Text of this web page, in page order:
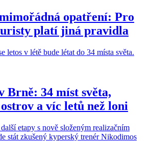
opatření: Pro
platí jiná pravidla
Brně: 34 míst světa,
a víc letů než loni